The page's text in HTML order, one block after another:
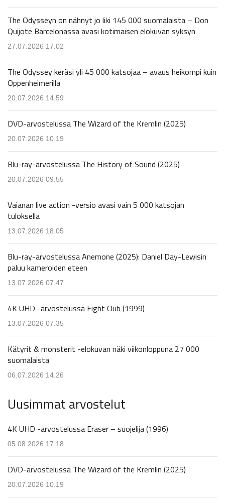
The Odysseyn on nähnyt jo liki 145 000 suomalaista – Don
Quijote Barcelonassa avasi kotimaisen elokuvan syksyn
27.07.2026 17.02
The Odyssey keräsi yli 45 000 katsojaa – avaus heikompi kuin
Oppenheimerilla
20.07.2026 14.59
DVD-arvostelussa The Wizard of the Kremlin (2025)
20.07.2026 10.19
Blu-ray-arvostelussa The History of Sound (2025)
20.07.2026 09.55
Vaianan live action -versio avasi vain 5 000 katsojan
tuloksella
13.07.2026 18.05
Blu-ray-arvostelussa Anemone (2025): Daniel Day-Lewisin
paluu kameroiden eteen
13.07.2026 07.47
4K UHD -arvostelussa Fight Club (1999)
13.07.2026 07.35
Kätyrit & monsterit -elokuvan näki viikonloppuna 27 000
suomalaista
06.07.2026 14.26
Uusimmat arvostelut
4K UHD -arvostelussa Eraser – suojelija (1996)
05.08.2026 17.18
DVD-arvostelussa The Wizard of the Kremlin (2025)
20.07.2026 10.19